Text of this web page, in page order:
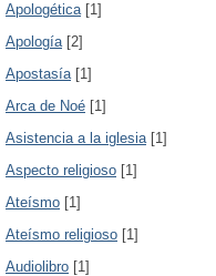
Apologética[1]
Apología[2]
Apostasía[1]
Arca de Noé [1]
Asistencia a la iglesia[1]
Aspecto religioso [1]
Ateísmo [1]
Ateísmo religioso [1]
Audiolibro [1]